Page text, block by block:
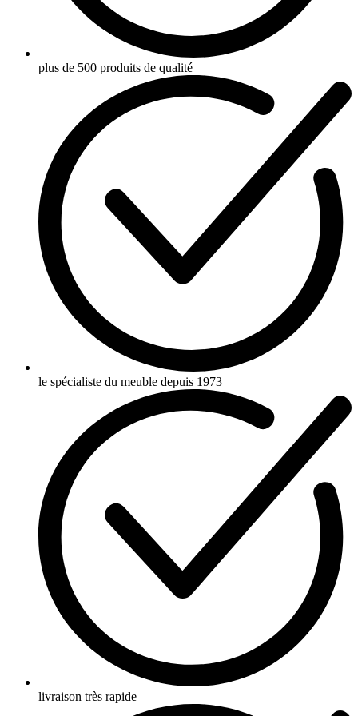
plus de 500 produits de qualité
le spécialiste du meuble depuis 1973
livraison très rapide